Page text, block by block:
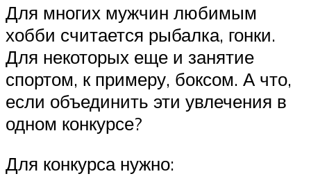
Для многих мужчин любимым
хобби считается рыбалка, гонки.
Для некоторых еще и занятие
спортом, к примеру, боксом. А что,
если объединить эти увлечения в
одном конкурсе?
Для конкурса нужно: